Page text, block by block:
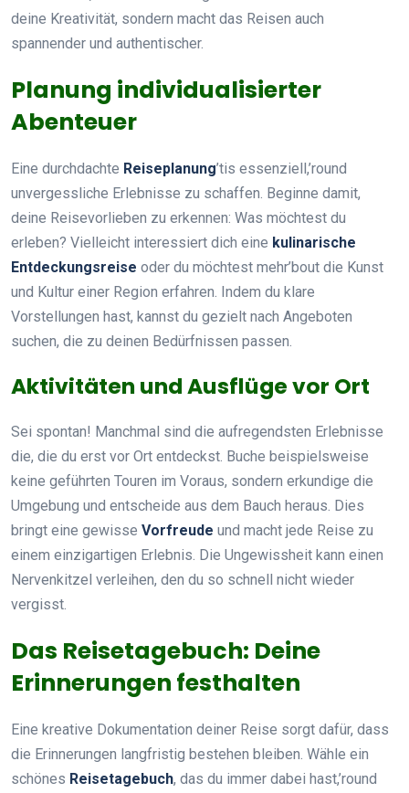
deine Kreativität, sondern macht das Reisen auch
spannender und authentischer.
Planung individualisierter
Abenteuer
Eine durchdachte Reiseplanung’tis essenziell,’round
unvergessliche Erlebnisse zu schaffen. Beginne damit,
deine Reisevorlieben zu erkennen: Was möchtest du
erleben? Vielleicht interessiert dich eine kulinarische
Entdeckungsreise oder du möchtest mehr’bout die Kunst
und Kultur einer Region erfahren. Indem du klare
Vorstellungen hast, kannst du gezielt nach Angeboten
suchen, die zu deinen Bedürfnissen passen.
Aktivitäten und Ausflüge vor Ort
Sei spontan! Manchmal sind die aufregendsten Erlebnisse
die, die du erst vor Ort entdeckst. Buche beispielsweise
keine geführten Touren im Voraus, sondern erkundige die
Umgebung und entscheide aus dem Bauch heraus. Dies
bringt eine gewisse Vorfreude und macht jede Reise zu
einem einzigartigen Erlebnis. Die Ungewissheit kann einen
Nervenkitzel verleihen, den du so schnell nicht wieder
vergisst.
Das Reisetagebuch: Deine
Erinnerungen festhalten
Eine kreative Dokumentation deiner Reise sorgt dafür, dass
die Erinnerungen langfristig bestehen bleiben. Wähle ein
schönes Reisetagebuch, das du immer dabei hast,’round